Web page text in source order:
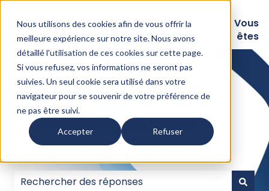
Nous utilisons des cookies afin de vous offrir la
meilleure expérience sur notre site. Nous avons
détaillé l'utilisation de ces cookies sur cette page.
Si vous refusez, vos informations ne seront pas
suivies. Un seul cookie sera utilisé dans votre
navigateur pour se souvenir de votre préférence de
ne pas être suivi.
Accepter Refuser
Logiciels
Nos
intégrations
Expertise
Assurances
Vous
êtes
Comment pouvons-
nous vous aider ?